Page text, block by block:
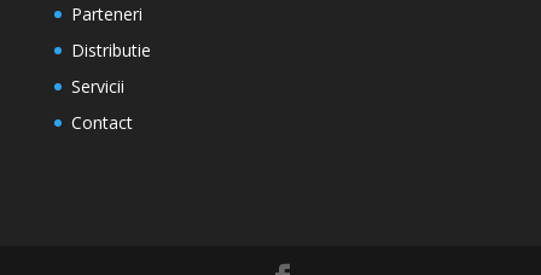
Parteneri
Distributie
Servicii
Contact